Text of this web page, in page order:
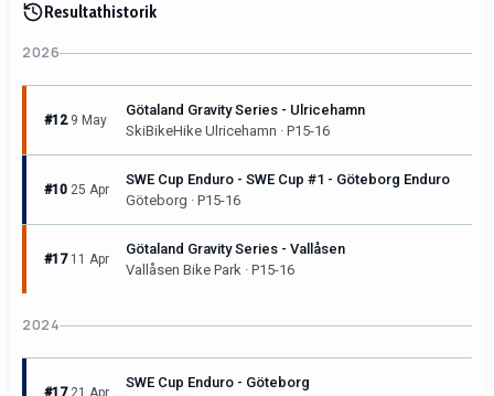
Resultathistorik
2026
#12 9 May
Götaland Gravity Series - Ulricehamn
SkiBikeHike Ulricehamn · P15-16
#10 25 Apr
SWE Cup Enduro - SWE Cup #1 - Göteborg Enduro
Göteborg · P15-16
#17 11 Apr
Götaland Gravity Series - Vallåsen
Vallåsen Bike Park · P15-16
2024
#17 21 Apr
SWE Cup Enduro - Göteborg